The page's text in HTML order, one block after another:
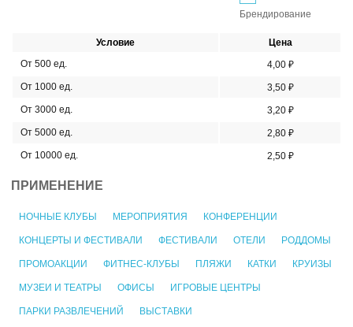
Брендирование
Условие
Цена
От 500 ед.
4,00 ₽
От 1000 ед.
3,50 ₽
От 3000 ед.
3,20 ₽
От 5000 ед.
2,80 ₽
От 10000 ед.
2,50 ₽
ПРИМЕНЕНИЕ
НОЧНЫЕ КЛУБЫ МЕРОПРИЯТИЯ КОНФЕРЕНЦИИ
КОНЦЕРТЫ И ФЕСТИВАЛИ ФЕСТИВАЛИ ОТЕЛИ РОДДОМЫ
ПРОМОАКЦИИ ФИТНЕС-КЛУБЫ ПЛЯЖИ КАТКИ КРУИЗЫ
МУЗЕИ И ТЕАТРЫ ОФИСЫ ИГРОВЫЕ ЦЕНТРЫ
ПАРКИ РАЗВЛЕЧЕНИЙ ВЫСТАВКИ